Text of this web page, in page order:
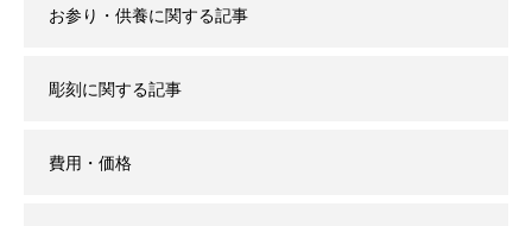
お参り・供養に関する記事
彫刻に関する記事
費用・価格